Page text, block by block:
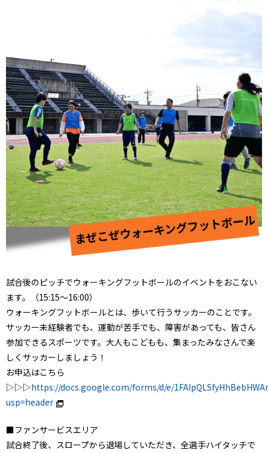
試合後のピッチでウォーキングフットボールのイベントをおこない
ます。（15:15～16:00）
ウォーキングフットボールとは、歩いて行うサッカーのことです。
サッカー未経験者でも、運動が苦手でも、障害があっても、皆さん
参加できるスポーツです。大人もこどもも、集まったみなさんで楽
しくサッカーしましょう！
お申込はこちら
▷▷▷https://docs.google.com/forms/d/e/
usp=header
■ファンサービスエリア
試合終了後、スロープから退場していただき、全選手ハイタッチで